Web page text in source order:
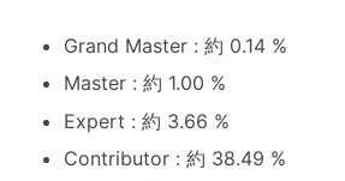
Grand Master : 約 0.14 %
Master : 約 1.00 %
Expert : 約 3.66 %
Contributor : 約 38.49 %